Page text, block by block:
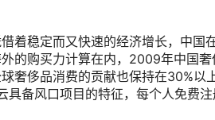
着稳定而又快速的经济增长，中国
的购买力计算在内，2009年中国奢
奢侈品消费的贡献也保持在30%以上
具备风口项目的特征，每个人免费